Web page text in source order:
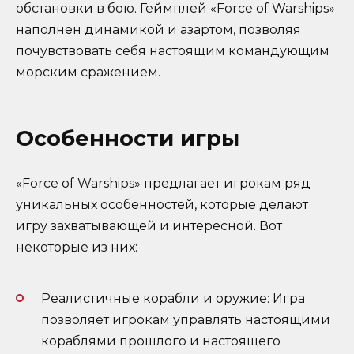
обстановки в бою. Геймплей «Force of Warships»
наполнен динамикой и азартом, позволяя
почувствовать себя настоящим командующим
морским сражением.
Особенности игры
«Force of Warships» предлагает игрокам ряд
уникальных особенностей, которые делают
игру захватывающей и интересной. Вот
некоторые из них:
Реалистичные корабли и оружие: Игра
позволяет игрокам управлять настоящими
кораблями прошлого и настоящего